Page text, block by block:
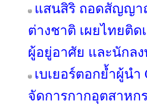
แสนสิริ ถอดสัญญา
ต่างชาติ เผยไทยติ
ผู้อยู่อาศัย และนักล
เบเยอร์ตอกย้ำผู้นำ
จัดการกากอุตสาหก